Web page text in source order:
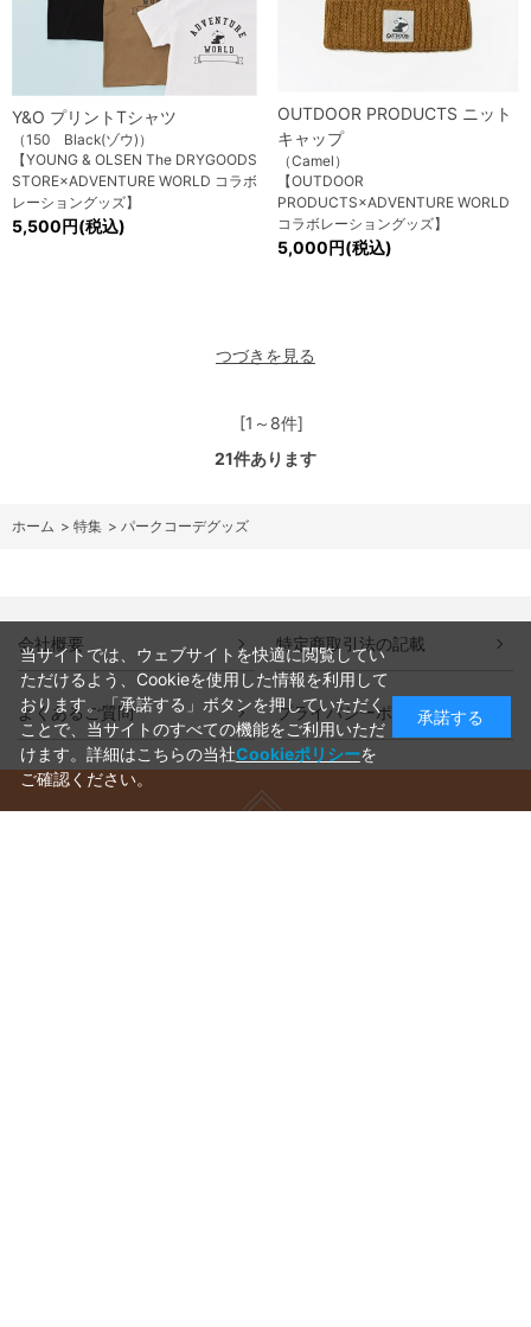
Y&O プリントTシャツ
（150 Black(ゾウ)）
【YOUNG & OLSEN The DRYGOODS
STORE×ADVENTURE WORLD コラボ
レーショングッズ】
5,500円(税込)
OUTDOOR PRODUCTS ニット
キャップ
（Camel）
【OUTDOOR
PRODUCTS×ADVENTURE WORLD
コラボレーショングッズ】
5,000円(税込)
つづきを見る
[1～8件]
21件あります
ホーム > 特集 > パークコーデグッズ
会社概要 特定商取引法の記載
よくあるご質問 プライバシーポリシー
当サイトでは、ウェブサイトを快適に閲覧してい
ただけるよう、Cookieを使用した情報を利用して
おります。「承諾する」ボタンを押していただく
ことで、当サイトのすべての機能をご利用いただ
けます。詳細はこちらの当社Cookieポリシーを
ご確認ください。
承諾する